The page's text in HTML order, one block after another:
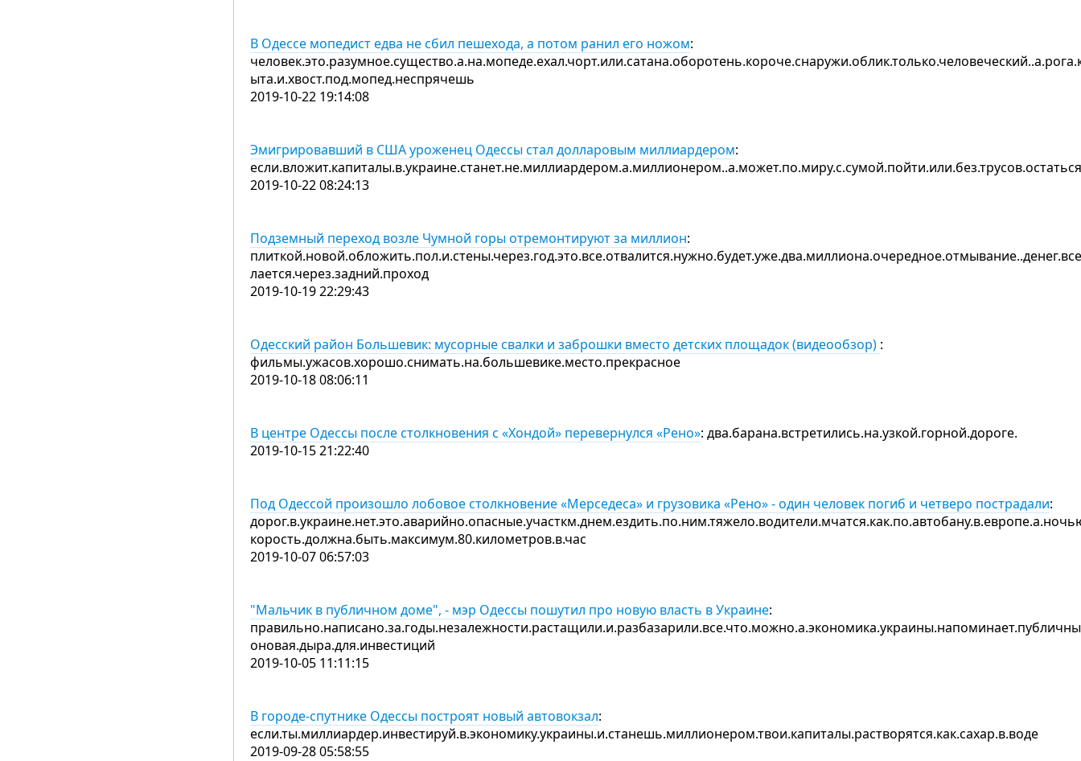
В Одессе мопедист едва не сбил пешехода, а потом ранил его ножом:
ыта.и.хвост.под.мопед.неспрячешь
2019-10-22 19:14:08
Эмигрировавший в США уроженец Одессы стал долларовым миллиардером:
2019-10-22 08:24:13
Подземный переход возле Чумной горы отремонтируют за миллион:
лается.через.задний.проход
2019-10-19 22:29:43
Одесский район Большевик: мусорные свалки и заброшки вместо детских площадок (видеообзор) :
фильмы.ужасов.хорошо.снимать.на.большевике.место.прекрасное
2019-10-18 08:06:11
В центре Одессы после столкновения с «Хондой» перевернулся «Рено»: два.барана.встретились.на.узкой.горной.дороге.
2019-10-15 21:22:40
Под Одессой произошло лобовое столкновение «Мерседеса» и грузовика «Рено» - один человек погиб и четверо пострадали:
корость.должна.быть.максимум.80.километров.в.час
2019-10-07 06:57:03
"Мальчик в публичном доме", - мэр Одессы пошутил про новую власть в Украине:
оновая.дыра.для.инвестиций
2019-10-05 11:11:15
В городе-спутнике Одессы построят новый автовокзал:
если.ты.миллиардер.инвестируй.в.экономику.украины.и.станешь.миллионером.твои.капиталы.растворятся.как.сахар.в.воде
2019-09-28 05:58:55